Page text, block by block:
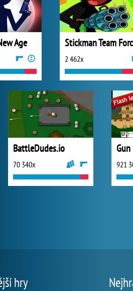
Age
2 462x
BattleDudes.io
70 340x 921
hry